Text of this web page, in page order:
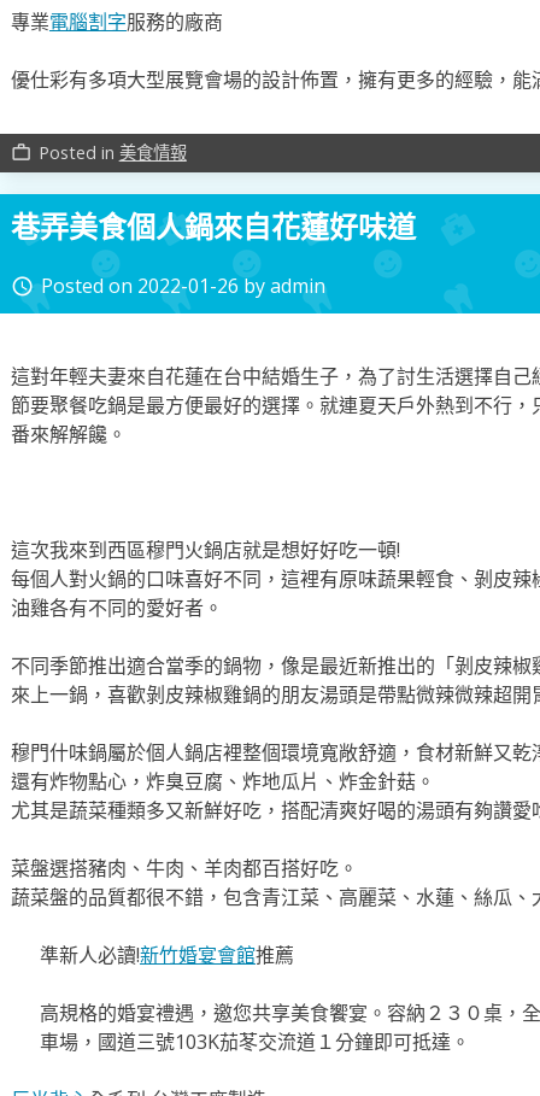
專業電腦割字服務的廠商
優仕彩有多項大型展覽會場的設計佈置，擁有更多的經驗，
work_outline Posted in 美食情報
巷弄美食個人鍋來自花蓮好味道
access_time Posted on 2022-01-26byadmin
這對年輕夫妻來自花蓮在台中結婚生子，為了討生活選擇自
節要聚餐吃鍋是最方便最好的選擇。就連夏天戶外熱到不行
番來解解饞。
這次我來到西區穆門火鍋店就是想好好吃一頓!
每個人對火鍋的口味喜好不同，這裡有原味蔬果輕食、剝皮
油雞各有不同的愛好者。
不同季節推出適合當季的鍋物，像是最近新推出的「剝皮辣
來上一鍋，喜歡剝皮辣椒雞鍋的朋友湯頭是帶點微辣微辣超開
穆門什味鍋屬於個人鍋店裡整個環境寬敞舒適，食材新鮮又
還有炸物點心，炸臭豆腐、炸地瓜片、炸金針菇。
尤其是蔬菜種類多又新鮮好吃，搭配清爽好喝的湯頭有夠讚
菜盤選搭豬肉、牛肉、羊肉都百搭好吃。
蔬菜盤的品質都很不錯，包含青江菜、高麗菜、水蓮、絲瓜
準新人必讀!新竹婚宴會館推薦
高規格的婚宴禮遇，邀您共享美食饗宴。容納２３０桌，
車場，國道三號103K茄苳交流道１分鐘即可抵達。